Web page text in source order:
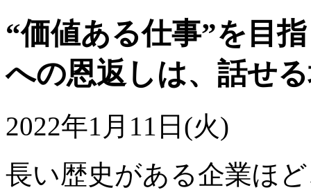
“価値ある仕事”を目
への恩返しは、話せ
2022年1月11日(火)
長い歴史がある企業ほ